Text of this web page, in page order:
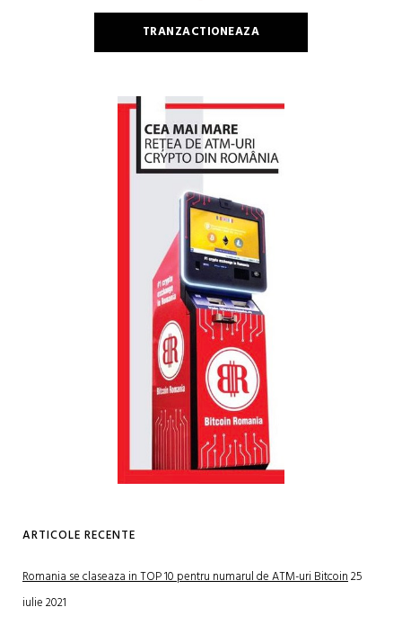
TRANZACTIONEAZA
ARTICOLE RECENTE
Romania se claseaza in TOP 10 pentru numarul de ATM-uri Bitcoin25
iulie 2021